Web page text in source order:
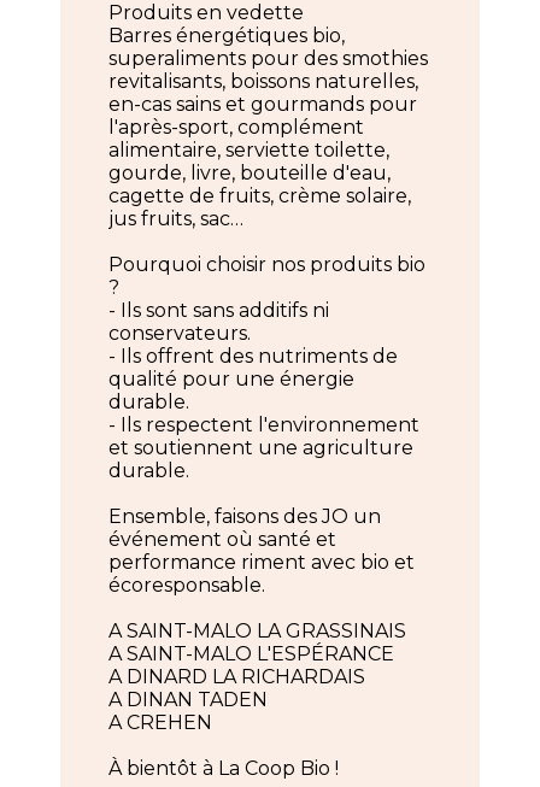
Produits en vedette
Barres énergétiques bio,
superaliments pour des smothies
revitalisants, boissons naturelles,
en-cas sains et gourmands pour
l'après-sport, complément
alimentaire, serviette toilette,
gourde, livre, bouteille d'eau,
cagette de fruits, crème solaire,
jus fruits, sac…
Pourquoi choisir nos produits bio
?
- Ils sont sans additifs ni
conservateurs.
- Ils offrent des nutriments de
qualité pour une énergie
durable.
- Ils respectent l'environnement
et soutiennent une agriculture
durable.
Ensemble, faisons des JO un
événement où santé et
performance riment avec bio et
écoresponsable.
A SAINT-MALO LA GRASSINAIS
A SAINT-MALO L'ESPÉRANCE
A DINARD LA RICHARDAIS
A DINAN TADEN
A CREHEN
À bientôt à La Coop Bio !